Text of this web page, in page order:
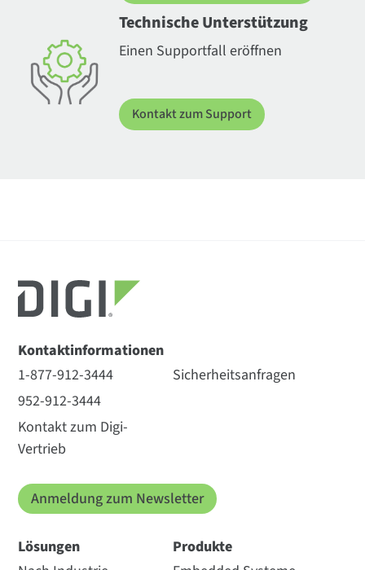
Technische Unterstützung
Einen Supportfall eröffnen
Kontakt zum Support
Kontaktinformationen
1-877-912-3444
952-912-3444
Kontakt zum Digi-
Vertrieb
Sicherheitsanfragen
Anmeldung zum Newsletter
Lösungen
Produkte